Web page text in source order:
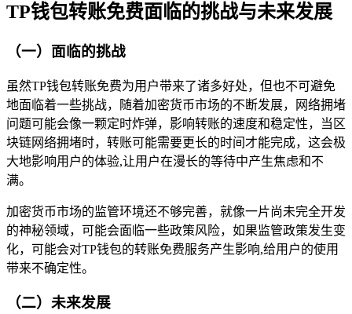
TP钱包转账免费面临的挑战与未来发展
（一）面临的挑战
虽然TP钱包转账免费为用户带来了诸多好处，但也不可避免
地面临着一些挑战，随着加密货币市场的不断发展，网络拥堵
问题可能会像一颗定时炸弹，影响转账的速度和稳定性，当区
块链网络拥堵时，转账可能需要更长的时间才能完成，这会极
大地影响用户的体验,让用户在漫长的等待中产生焦虑和不
满。
加密货币市场的监管环境还不够完善，就像一片尚未完全开发
的神秘领域，可能会面临一些政策风险，如果监管政策发生变
化，可能会对TP钱包的转账免费服务产生影响,给用户的使用
带来不确定性。
（二）未来发展